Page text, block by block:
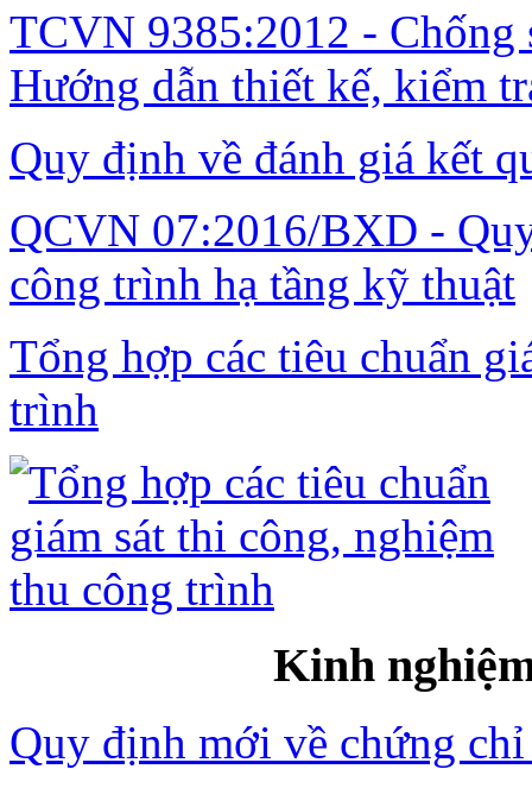
TCVN 9385:2012 - Chống
Hướng dẫn thiết kế, kiểm
Quy định về đánh giá kết
QCVN 07:2016/BXD -
công trình hạ tầng kỹ thuật
Tổng hợp các tiêu chuẩn
trình
Kinh
Quy định mới về chứng